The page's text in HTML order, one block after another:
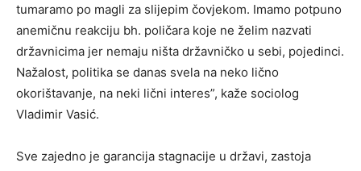
tumaramo po magli za slijepim čovjekom. Imamo potpuno
anemičnu reakciju bh. poličara koje ne želim nazvati
državnicima jer nemaju ništa državničko u sebi, pojedinci.
Nažalost, politika se danas svela na neko lično
okorištavanje, na neki lični interes”, kaže sociolog
Vladimir Vasić.
Sve zajedno je garancija stagnacije u državi, zastoja